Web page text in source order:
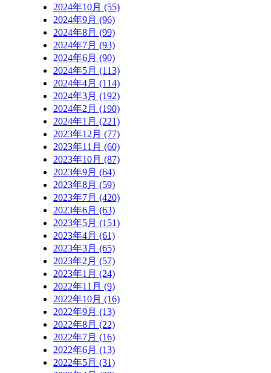
2024年10月 (55)
2024年9月 (96)
2024年8月 (99)
2024年7月 (93)
2024年6月 (90)
2024年5月 (113)
2024年4月 (114)
2024年3月 (192)
2024年2月 (190)
2024年1月 (221)
2023年12月 (77)
2023年11月 (60)
2023年10月 (87)
2023年9月 (64)
2023年8月 (59)
2023年7月 (420)
2023年6月 (63)
2023年5月 (151)
2023年4月 (61)
2023年3月 (65)
2023年2月 (57)
2023年1月 (24)
2022年11月 (9)
2022年10月 (16)
2022年9月 (13)
2022年8月 (22)
2022年7月 (16)
2022年6月 (13)
2022年5月 (31)